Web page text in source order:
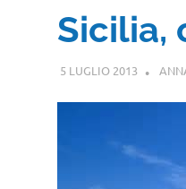
Sicilia,
5 LUGLIO 2013